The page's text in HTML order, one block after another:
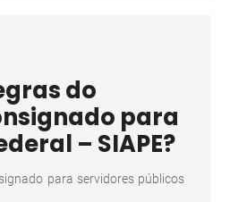
do
para
– SIAPE?
para servidores públicos